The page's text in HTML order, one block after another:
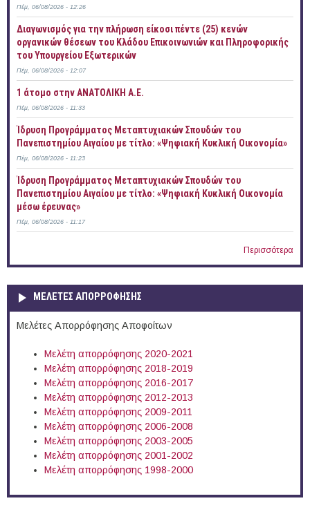
Πέμ, 06/08/2026 - 12:26
Διαγωνισμός για την πλήρωση είκοσι πέντε (25) κενών
οργανικών θέσεων του Κλάδου Επικοινωνιών και Πληροφορικής
του Υπουργείου Εξωτερικών
Πέμ, 06/08/2026 - 12:07
1 άτομο στην ΑΝΑΤΟΛΙΚΗ Α.Ε.
Πέμ, 06/08/2026 - 11:33
Ίδρυση Προγράμματος Μεταπτυχιακών Σπουδών του
Πανεπιστημίου Αιγαίου με τίτλο: «Ψηφιακή Κυκλική Οικονομία»
Πέμ, 06/08/2026 - 11:23
Ίδρυση Προγράμματος Μεταπτυχιακών Σπουδών του
Πανεπιστημίου Αιγαίου με τίτλο: «Ψηφιακή Κυκλική Οικονομία
μέσω έρευνας»
Πέμ, 06/08/2026 - 11:17
Περισσότερα
ΜΕΛΕΤΕΣ ΑΠΟΡΡΟΦΗΣΗΣ
Μελέτες Απορρόφησης Αποφοίτων
Μελέτη απορρόφησης 2020-2021
Μελέτη απορρόφησης 2018-2019
Μελέτη απορρόφησης 2016-2017
Μελέτη απορρόφησης 2012-2013
Μελέτη απορρόφησης 2009-2011
Μελέτη απορρόφησης 2006-2008
Μελέτη απορρόφησης 2003-2005
Μελέτη απορρόφησης 2001-2002
Μελέτη απορρόφησης 1998-2000